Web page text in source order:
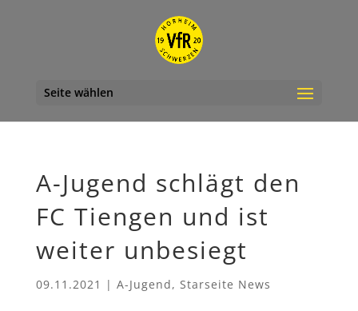
Seite wählen
A-Jugend schlägt den
FC Tiengen und ist
weiter unbesiegt
09.11.2021 | A-Jugend, Starseite News